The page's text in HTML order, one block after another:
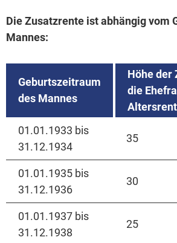
Die Zusatzrente ist abhängig vom
Mannes:
Geburtszeitraum
des Mannes
Höhe der
die
01.01.1933 bis
31.12.1934
35
01.01.1935 bis
31.12.1936
30
01.01.1937 bis
31.12.1938
25